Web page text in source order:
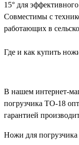
15° для
Совместимы с
работающих в
Где и как купить
В нашем интернет-
погрузчика ТО-18
гарантией
Ножи для